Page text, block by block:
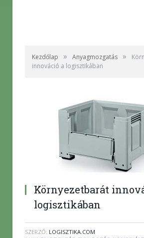
Kezdőlap » Anyagmozgatás »
innováció a logisztikában
Környezetbarát
logisztikában
SZERZŐ: LOGISZTIKA.COM